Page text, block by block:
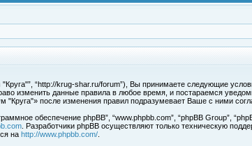
“http://krug-shar.ru/forum”), Вы принимаете следующие
изменить данные правила в любое время, и постараемся
после изменения правил подразумевает Ваше с ними
обеспечение phpBB”, “www.phpbb.com”, “phpBB Group”,
. Разработчики phpBB осуществляют только техническую
на http://www.phpbb.com/